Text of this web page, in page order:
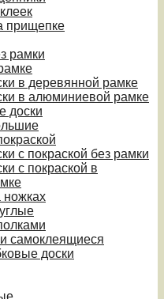
прищепке
рамки
в деревянной рамке
в алюминиевой рамке
доски
с покраской без рамки
с покраской в
ножках
самоклеящиеся
доски